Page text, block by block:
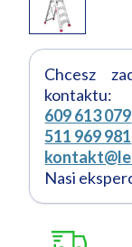
Chcesz
kontaktu:
609 613 079
511 969 981
Nasi